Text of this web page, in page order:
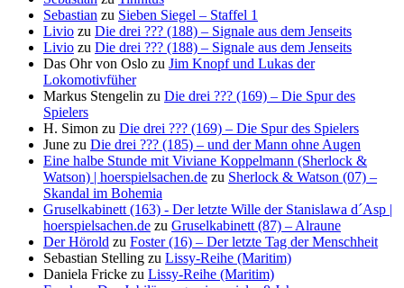
Sebastian zu Sieben Siegel – Staffel 1
Livio zu Die drei ??? (188) – Signale aus dem Jenseits
Livio zu Die drei ??? (188) – Signale aus dem Jenseits
Das Ohr von Oslo zu Jim Knopf und Lukas der
Lokomotivfüher
Markus Stengelin zu Die drei ??? (169) – Die Spur des
Spielers
H. Simon zu Die drei ??? (169) – Die Spur des Spielers
June zu Die drei ??? (185) – und der Mann ohne Augen
Eine halbe Stunde mit Viviane Koppelmann (Sherlock &
Watson) | hoerspielsachen.de zu Sherlock & Watson (07) –
Skandal im Bohemia
Gruselkabinett (163) - Der letzte Wille der Stanislawa d´Asp |
hoerspielsachen.de zu Gruselkabinett (87) – Alraune
Der Hörold zu Foster (16) – Der letzte Tag der Menschheit
Sebastian Stelling zu Lissy-Reihe (Maritim)
Daniela Fricke zu Lissy-Reihe (Maritim)